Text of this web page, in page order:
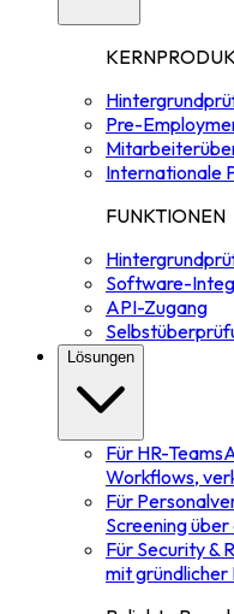
Pre-
Internationale
FUNKTIONEN
Software-
API-Zugang
Lösungen
Für HR-Teams
Workflows,
Für
Screening
Für Security &
mit gründlicher